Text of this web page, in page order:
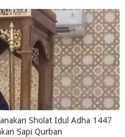
Sholat Idul Adha 1447
Sapi Qurban